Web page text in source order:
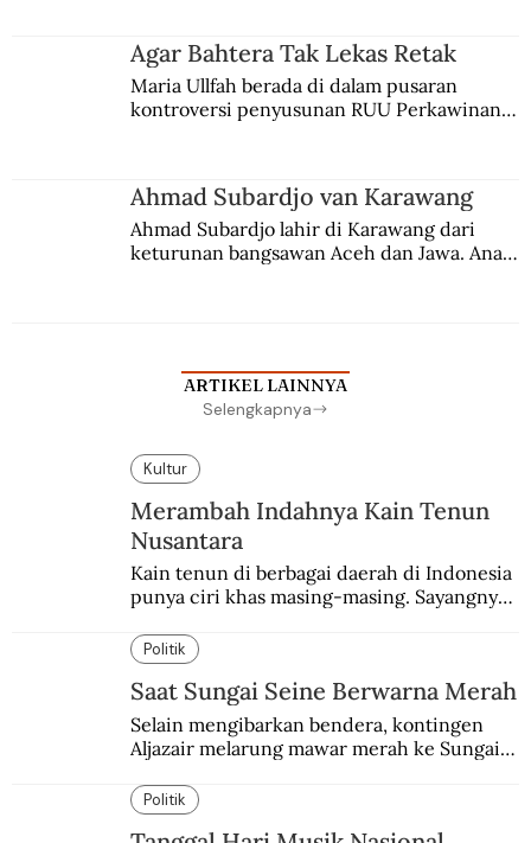
Agar Bahtera Tak Lekas Retak
Maria Ullfah berada di dalam pusaran
kontroversi penyusunan RUU Perkawinan.
Ahmad Subardjo van Karawang
Ahmad Subardjo lahir di Karawang dari
keturunan bangsawan Aceh dan Jawa. Anak
ARTIKEL LAINNYA
Selengkapnya
Kultur
Merambah Indahnya Kain Tenun
Nusantara
Kain tenun di berbagai daerah di Indonesia
punya ciri khas masing-masing. Sayangnya,
belum memadai.
Politik
Saat Sungai Seine Berwarna Merah
Selain mengibarkan bendera, kontingen
Aljazair melarung mawar merah ke Sungai
Politik